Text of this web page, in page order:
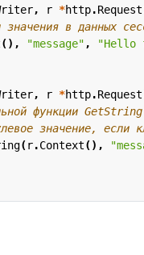
, r *http.Request
в данных
(), "message" , "Hello
, r *http.Request
функции GetString
значение, если
(r.Context(),